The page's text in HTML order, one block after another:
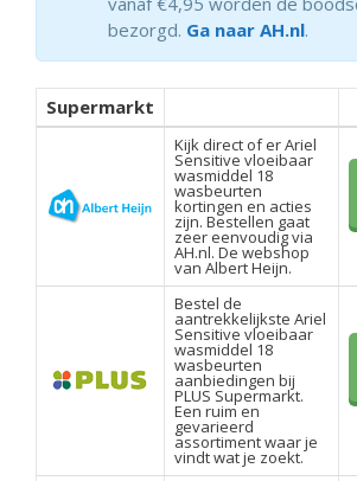
bezorgd. Ga naar AH.nl.
Supermarkt
Kijk direct of er Ariel
Sensitive vloeibaar
wasmiddel 18
wasbeurten
kortingen en acties
zijn. Bestellen gaat
zeer eenvoudig via
AH.nl. De webshop
van Albert Heijn.
Bestel de
aantrekkelijkste Ariel
Sensitive vloeibaar
wasmiddel 18
wasbeurten
aanbiedingen bij
PLUS Supermarkt.
Een ruim en
gevarieerd
assortiment waar je
vindt wat je zoekt.